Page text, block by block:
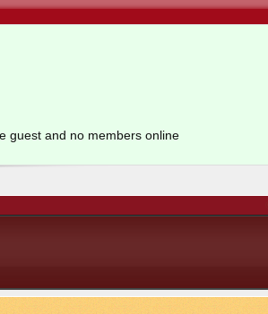
guest and no mem­bers online